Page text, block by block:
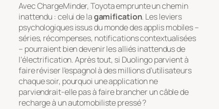
Avec ChargeMinder, Toyota emprunte un chemin
inattendu : celui de lagamification. Les leviers
psychologiques issus du monde des applis mobiles –
séries, récompenses, notifications contextualisées
– pourraient bien devenir les alliés inattendus de
l’électrification. Après tout, si Duolingo parvient à
faire réviser l’espagnol à des millions d’utilisateurs
chaque soir, pourquoi une application ne
parviendrait-elle pas à faire brancher un câble de
recharge à un automobiliste pressé ?